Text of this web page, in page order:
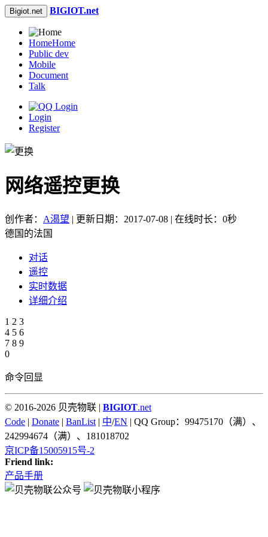
Bigiot.net BIGIOT.net
HomeHome
Public dev
Mobile
Document
Talk
Login
Register
网络遥控更换
创作者： A渴望 | 更新日期：2017-07-08 | 在线时长：0秒
德国的法国
对话
遥控
实时数据
详细介绍
1 2 3
4 5 6
7 8 9
0
命令回显
© 2016-2026 贝壳物联 | BIGIOT.net
Code | Donate | BanList | 中/EN | QQ Group：99475170（满）、
242994674（满）、181018702
京ICP备15005915号-2
Friend link:
产品手册